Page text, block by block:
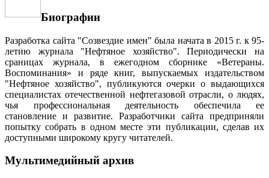
Биографии
Разработка сайта "Созвездие имен" была начата в 2015 г. к 95-
летию журнала "Нефтяное хозяйство". Периодически на
сраницах журнала, в ежегодном сборнике «Ветераны.
Воспоминания» и ряде книг, выпускаемых издательством
"Нефтяное хозяйство", публикуются очерки о выдающихся
специалистах отечественной нефтегазовой отрасли, о людях,
чья профессиональная деятельность обеспечила ее
становление и развитие. Разработчики сайта предприняли
попытку собрать в одном месте эти публикации, сделав их
доступными широкому кругу читателей.
Мультимедийный архив